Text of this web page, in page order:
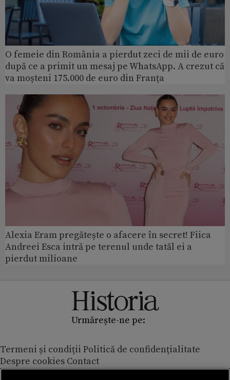
O femeie din România a pierdut zeci de mii de euro
după ce a primit un mesaj pe WhatsApp. A crezut că
va moșteni 175.000 de euro din Franța
Alexia Eram pregătește o afacere în secret! Fiica
Andreei Esca intră pe terenul unde tatăl ei a
pierdut milioane
Urmărește-ne pe:
Termeni și condiții Politică de confidențialitate
Despre cookies Contact
Modifică preferințe pentru confidențialitate